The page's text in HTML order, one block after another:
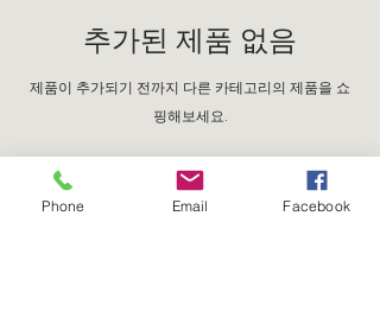
추가된 제품 없음
제품이 추가되기 전까지 다른 카테고리의 제품을 쇼
핑해보세요.
Phone Email Facebook